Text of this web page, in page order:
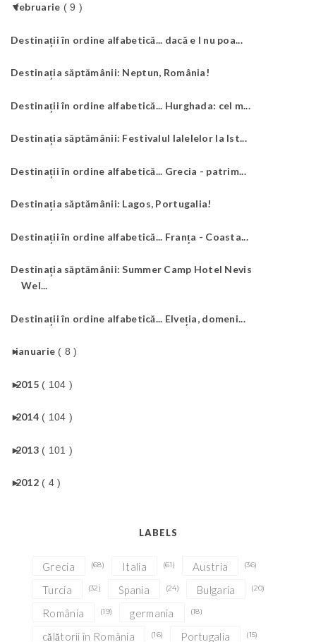
▼
februarie ( 9 )
Destinații în ordine alfabetică... dacă e I nu poa...
Destinația săptămânii: Neptun, România!
Destinații în ordine alfabetică... Hurghada: cel m...
Destinația săptămânii: Festivalul lalelelor la Ist...
Destinații în ordine alfabetică... Grecia - patrim...
Destinația săptămânii: Lagos, Portugalia!
Destinații în ordine alfabetică... Franța - Coasta...
Destinația săptămânii: Summer Camp Hotel Nevis
Wel...
Destinații în ordine alfabetică... Elveția, domeni...
►
ianuarie ( 8 )
►
2015 ( 104 )
►
2014 ( 104 )
►
2013 ( 101 )
►
2012 ( 4 )
LABELS
Grecia (68) Italia (61) Austria (36)
Turcia (32) Spania (24) Bulgaria (20)
România (19) germania (18)
călătorii în România (16) Portugalia (15)